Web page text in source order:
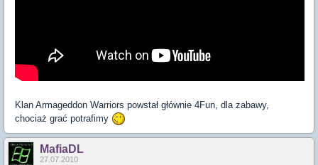
Klan Armageddon Warriors powstał głównie 4Fun, dla zabawy,
chociaż grać potrafimy
MafiaDL
27.07.2010